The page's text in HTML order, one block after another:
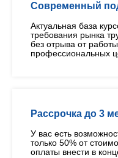
Современный
Актуальная база
требования рынка
без отрыва от
профессиональных
Рассрочка до 3
У вас есть
только 50% от
оплаты внести в